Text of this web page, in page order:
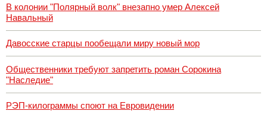
В колонии "Полярный волк" внезапно умер Алексей
Навальный
Давосские старцы пообещали миру новый мор
Общественники требуют запретить роман Сорокина
"Наследие"
РЭП-килограммы споют на Евровидении